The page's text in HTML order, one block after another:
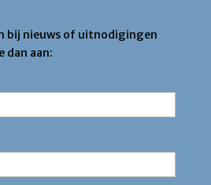
bij nieuws of uitnodigingen
dan aan: